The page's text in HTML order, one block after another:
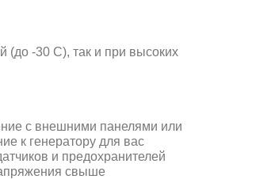
(до -30 С), так и при высоких
с внешними панелями или
к генератору для вас
и предохранителей
свыше